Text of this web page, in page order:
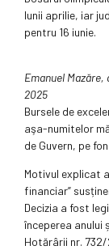
lunii aprilie, iar
pentru 16 iunie.
Emanuel
2025
Bursele de
aşa-numitelor
de Guvern, pe
Motivul explicat
financiar”
Decizia a fost
începerea anului
Hotărârii nr.